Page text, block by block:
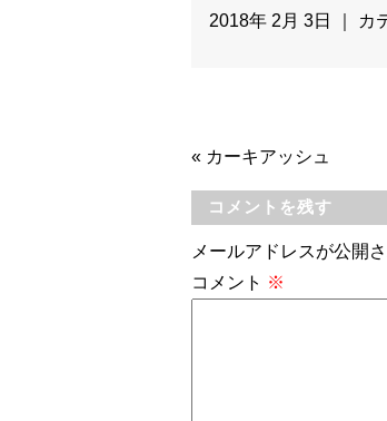
2018年 2月 3日 ｜ カ
« カーキアッシュ
コメントを残す
メールアドレスが公開
コメント ※